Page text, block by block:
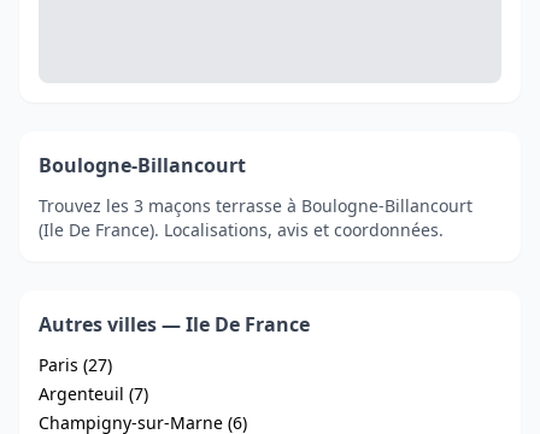
Boulogne-Billancourt
Trouvez les 3 maçons terrasse à Boulogne-Billancourt
(Ile De France). Localisations, avis et coordonnées.
Autres villes — Ile De France
Paris (27)
Argenteuil (7)
Champigny-sur-Marne (6)